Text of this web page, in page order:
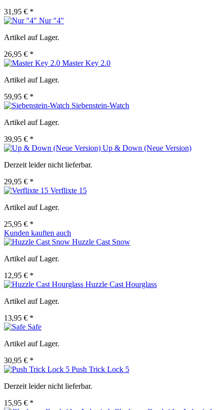
31,95 € *
Nur "4"
Artikel auf Lager.
26,95 € *
Master Key 2.0
Artikel auf Lager.
59,95 € *
Siebenstein-Watch
Artikel auf Lager.
39,95 € *
Up & Down (Neue Version)
Derzeit leider nicht lieferbar.
29,95 € *
Verflixte 15
Artikel auf Lager.
25,95 € *
Kunden kauften auch
Huzzle Cast Snow
Artikel auf Lager.
12,95 € *
Huzzle Cast Hourglass
Artikel auf Lager.
13,95 € *
Safe
Artikel auf Lager.
30,95 € *
Push Trick Lock 5
Derzeit leider nicht lieferbar.
15,95 € *